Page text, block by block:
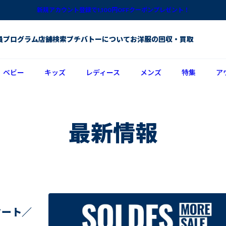
新規アカウント登録で1,100円OFFクーポンプレゼント！
プログラム店舗検索プチバトーについてお洋服の回収・買取
ベビー キッズ レディース メンズ 特集 ア
最新情報
ート／